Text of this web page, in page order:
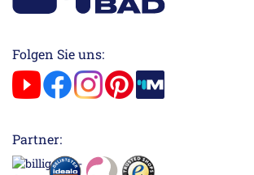
Folgen Sie uns:
Partner: